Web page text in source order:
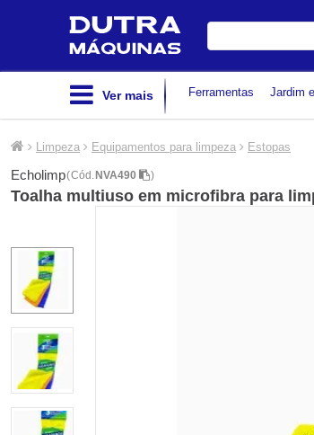
Ver mais Ferramentas Jardim
Limpeza Equipamentos para limpeza Estopas
Echolimp(Cód. NVA490 )
Toalha multiuso em microfibra para